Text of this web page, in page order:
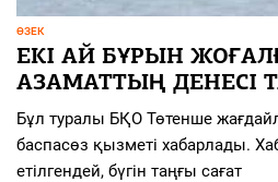
ӨЗЕК
ЕКІ АЙ БҰРЫН
АЗАМАТТЫҢ ДЕНЕСІ
Бұл туралы БҚО Төтенше
баспасөз қызметі хабарлады.
етілгендей, бүгін таңғы сағат